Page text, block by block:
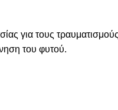
για τους
του φυτού.